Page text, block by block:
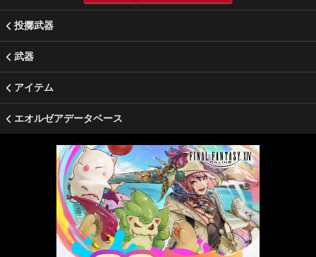
投擲武器
武器
アイテム
エオルゼアデータベース